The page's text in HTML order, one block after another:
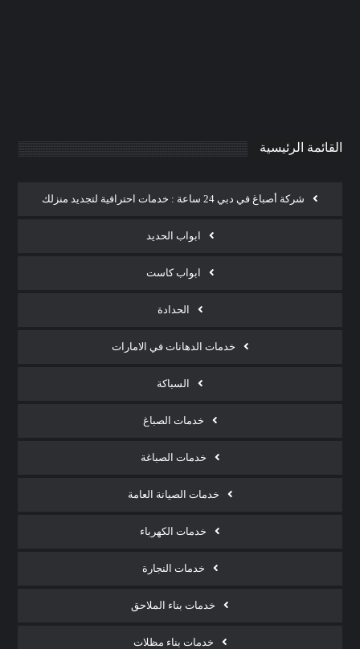
القائمة الرئيسية
شركة أصباغ في دبي 24 ساعة : خدمات احترافية لتجديد منزلك
ابواب الحديد
ابواب كاست
الحدادة
خدمات الدهانات في الامارات
السباكة
خدمات الصباغ
خدمات الصباغة
خدمات الصيانة العامة
خدمات الكهرباء
خدمات النجارة
خدمات بناء الملاحق
خدمات بناء مظلات